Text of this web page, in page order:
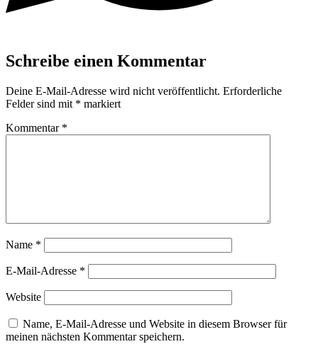
Schreibe einen Kommentar
Deine E-Mail-Adresse wird nicht veröffentlicht. Erforderliche
Felder sind mit * markiert
Kommentar *
Name *
E-Mail-Adresse *
Website
Name, E-Mail-Adresse und Website in diesem Browser für
meinen nächsten Kommentar speichern.